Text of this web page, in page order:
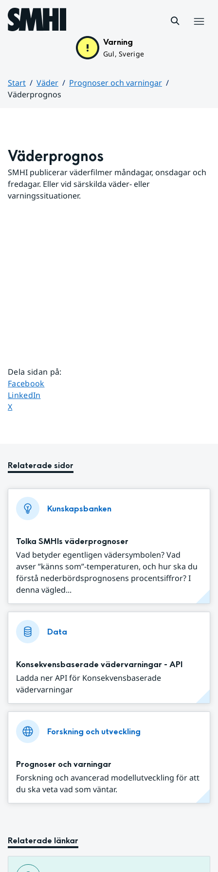
Hoppa till sidans innehåll
Varning
Gul, Sverige
Start Väder
Prognoser och varningar
Väderprognos
Väderprognos
SMHI publicerar väderfilmer måndagar, onsdagar och
fredagar. Eller vid särskilda väder- eller
varningssituationer.
Dela sidan på:
Dela sidan på
Facebook
Dela sidan på
LinkedIn
Dela sidan på
X
Relaterade sidor
Kunskapsbanken
Tolka SMHIs väderprognoser
Vad betyder egentligen vädersymbolen? Vad
avser ”känns som”-temperaturen, och hur ska du
förstå nederbördsprognosens procentsiffror? I
denna vägled...
Data
Konsekvensbaserade vädervarningar - API
Ladda ner API för Konsekvensbaserade
vädervarningar
Forskning och utveckling
Prognoser och varningar
Forskning och avancerad modellutveckling för att
du ska veta vad som väntar.
Relaterade länkar